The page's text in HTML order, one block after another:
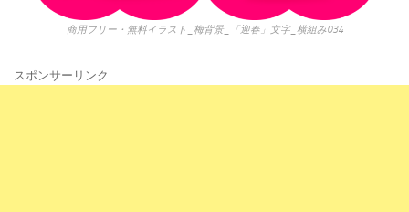
商用フリー・無料イラスト_梅背景_「迎春」文字_横組み034
スポンサーリンク